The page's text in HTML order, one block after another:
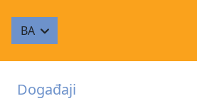
BA
Događaji